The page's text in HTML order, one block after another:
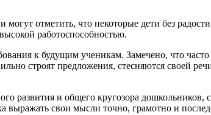
могут отметить, что некоторые дети без
работоспособностью.
к будущим ученикам. Замечено, что
строят предложения, стесняются своей
развития и общего кругозора
выражать свои мысли точно, грамотно и